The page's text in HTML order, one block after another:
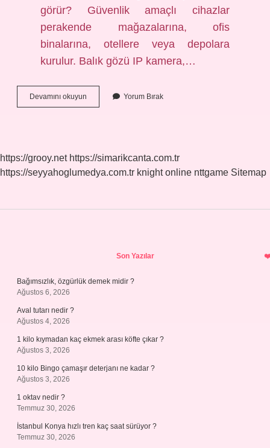
görür? Güvenlik amaçlı cihazlar
perakende mağazalarına, ofis
binalarına, otellere veya depolara
kurulur. Balık gözü IP kamera,…
Devamını okuyun
Gözü
Yorum Bırak
https://grooy.net https://simarikcanta.com.tr
https://seyyahoglumedya.com.tr knight online nttgame Sitemap
Son Yazılar
Bağımsızlık, özgürlük demek midir ?
Ağustos 6, 2026
Aval tutarı nedir ?
Ağustos 4, 2026
1 kilo kıymadan kaç ekmek arası köfte çıkar ?
Ağustos 3, 2026
10 kilo Bingo çamaşır deterjanı ne kadar ?
Ağustos 3, 2026
1 oktav nedir ?
Temmuz 30, 2026
İstanbul Konya hızlı tren kaç saat sürüyor ?
Temmuz 30, 2026